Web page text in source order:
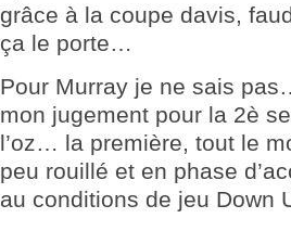
grâce à la coupe davis,
ça le porte…
Pour Murray je ne sais
mon jugement pour la 2è
l’oz… la première, tout le
peu rouillé et en phase
au conditions de jeu Down